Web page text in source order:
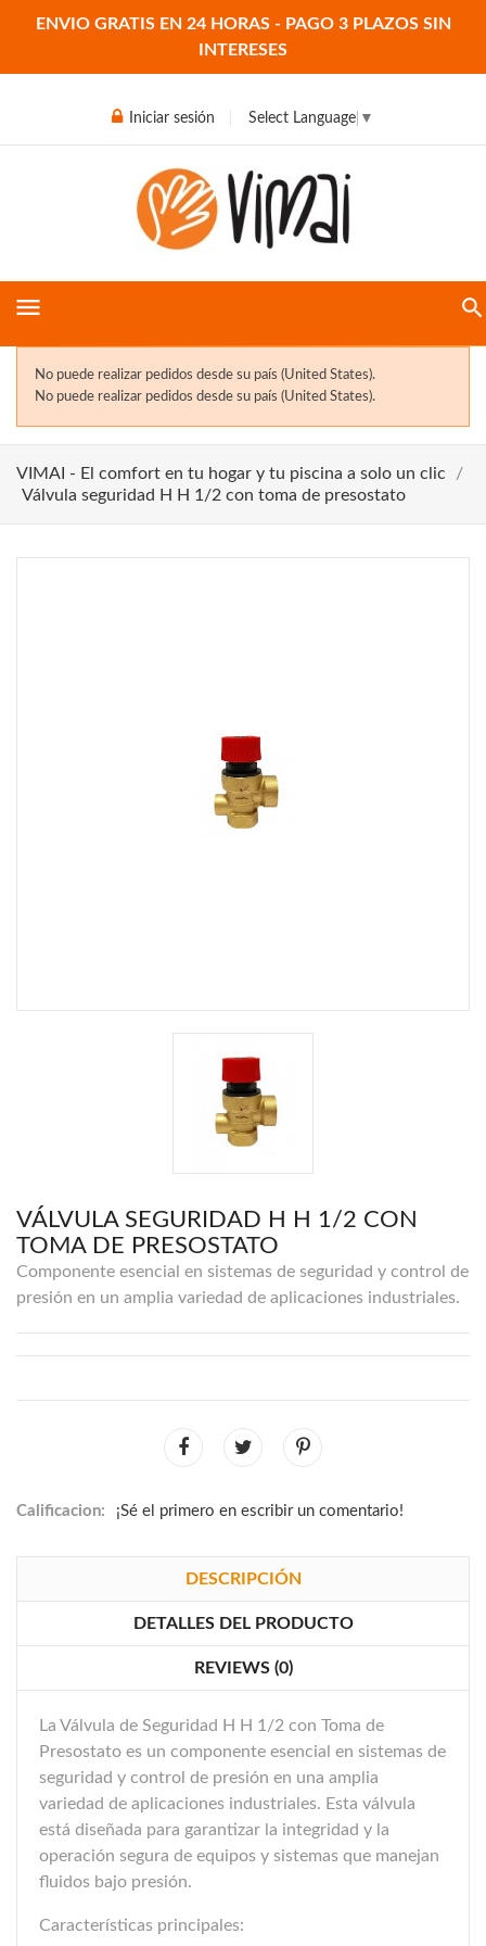
ENVIO GRATIS EN 24 HORAS - PAGO 3 PLAZOS SIN
INTERESES
Iniciar sesión Select Language ▼
menu
No puede realizar pedidos desde su país (United States).
No puede realizar pedidos desde su país (United States).
VIMAI - El comfort en tu hogar y tu piscina a solo un clic
Válvula seguridad H H 1/2 con toma de presostato
VÁLVULA SEGURIDAD H H 1/2 CON
TOMA DE PRESOSTATO
Componente esencial en sistemas de seguridad y control de
presión en un amplia variedad de aplicaciones industriales.
Calificacion: ¡Sé el primero en escribir un comentario!
DESCRIPCIÓN
DETALLES DEL PRODUCTO
REVIEWS (0)
La Válvula de Seguridad H H 1/2 con Toma de
Presostato es un componente esencial en sistemas de
seguridad y control de presión en una amplia
variedad de aplicaciones industriales. Esta válvula
está diseñada para garantizar la integridad y la
operación segura de equipos y sistemas que manejan
fluidos bajo presión.
Características principales: